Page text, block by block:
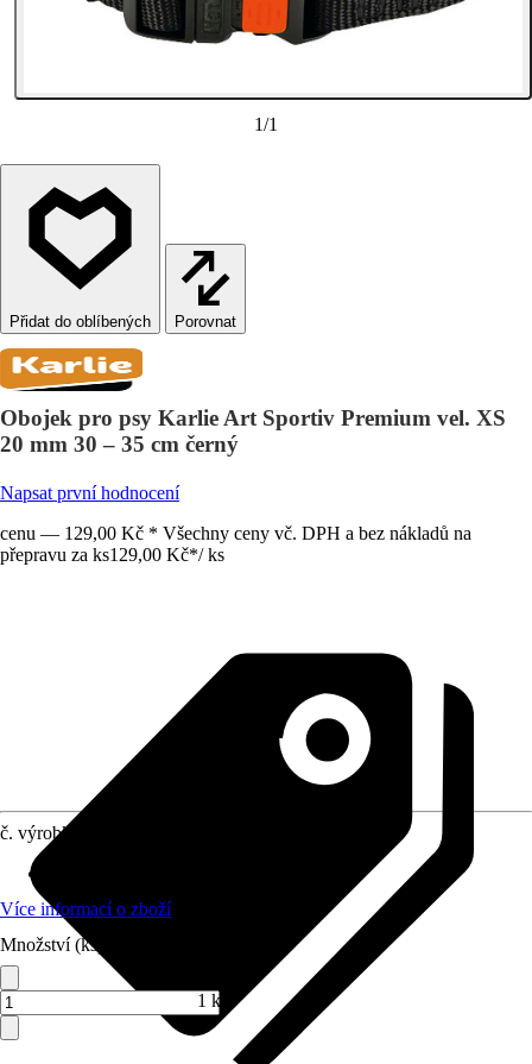
1/1
Porovnat
Obojek pro psy Karlie Art Sportiv Premium vel. XS
20 mm 30 – 35 cm černý
Napsat první hodnocení
cenu — 129,00 Kč * Všechny ceny vč. DPH a bez nákladů na
přepravu za ks129,00 Kč*/ ks
č. výrobku
Více informací o zboží
Množství (ks)
1 ks